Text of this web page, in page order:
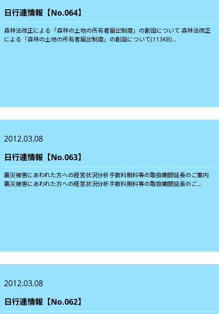
日行連情報【No.064】
森林法改正による「森林の土地の所有者届出制度」の創設について 森林法改正
による「森林の土地の所有者届出制度」の創設について(113KB)...
2012.03.08
日行連情報【No.063】
震災被害にあわれた方への経営状況分析手数料無料等の取扱期間延長のご案内
震災被害にあわれた方への経営状況分析手数料無料等の取扱期間延長のご...
2012.03.08
日行連情報【No.062】